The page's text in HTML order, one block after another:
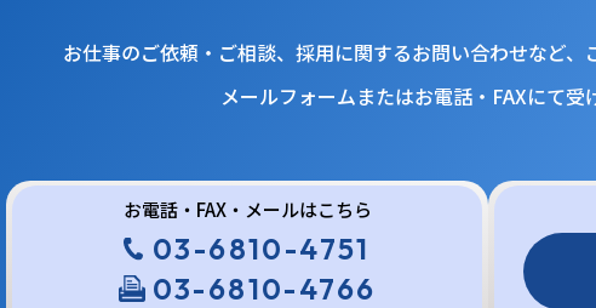
お仕事のご依頼・ご相談、採用に関するお問い合わせなど、
メールフォームまたはお電話・FAXにて受
お電話・FAX・メールはこちら
03-6810-4751
03-6810-4766